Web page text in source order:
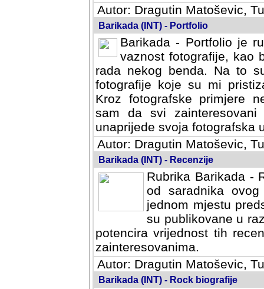
Autor: Dragutin Matoševic,
Barikada (INT) - Portfolio
Barikada - Portfolio je
vaznost fotografije, kao
rada nekog benda. Na to
fotografije koje su mi
fotografske primjere
svi zainteresovani
svoja fotografska umijeca.
Autor: Dragutin Matoševic,
Barikada (INT) - Recenzije
Rubrika Barikada -
od saradnika
jednom mjestu
su publikovane u
potencira vrijednost tih
zainteresovanima.
Autor: Dragutin Matoševic,
Barikada (INT) - Rock biografije